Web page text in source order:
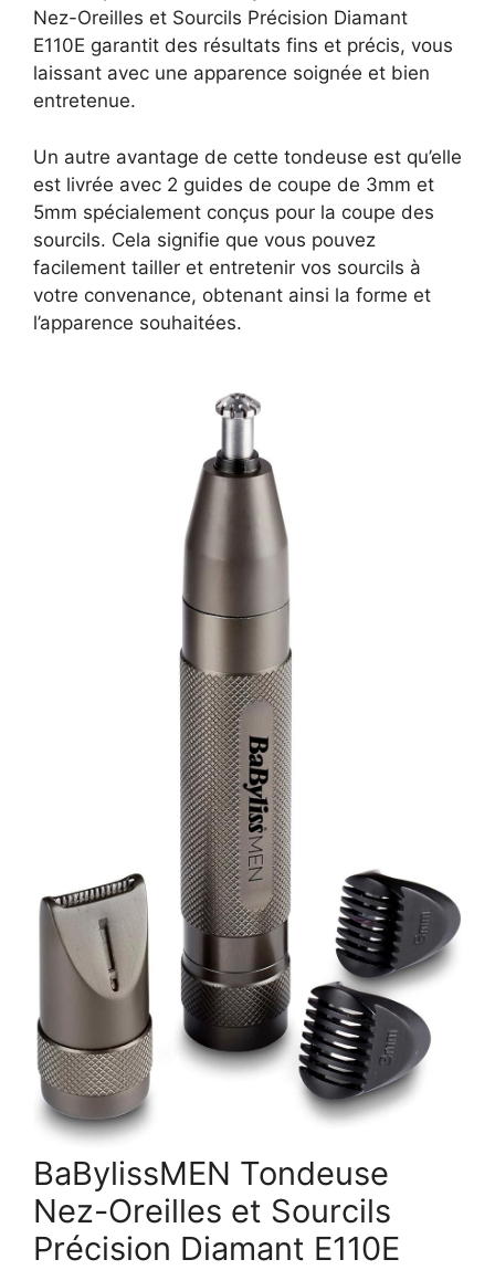
Nez-Oreilles et Sourcils Précision Diamant
E110E garantit des résultats fins et précis, vous
laissant avec une apparence soignée et bien
entretenue.
Un autre avantage de cette tondeuse est qu’elle
est livrée avec 2 guides de coupe de 3mm et
5mm spécialement conçus pour la coupe des
sourcils. Cela signifie que vous pouvez
facilement tailler et entretenir vos sourcils à
votre convenance, obtenant ainsi la forme et
l’apparence souhaitées.
BaBylissMEN Tondeuse
Nez-Oreilles et Sourcils
Précision Diamant E110E